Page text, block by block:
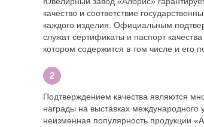
качество и соответствие
каждого изделия. Официальным
служат сертификаты и паспорт
котором содержится в том числе и его
Подтверждением качества являются
награды на выставках международного
неизменная популярность продукции